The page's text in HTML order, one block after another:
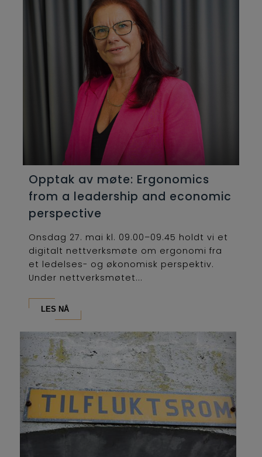
Opptak av møte: Ergonomics
from a leadership and economic
perspective
Onsdag 27. mai kl. 09.00–09.45 holdt vi et
digitalt nettverksmøte om ergonomi fra
et ledelses- og økonomisk perspektiv.
Under nettverksmøtet...
LES NÅ